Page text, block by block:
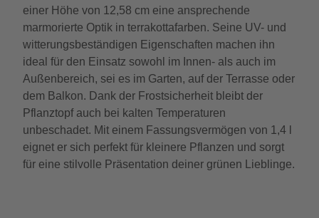
einer Höhe von 12,58 cm eine ansprechende
marmorierte Optik in terrakottafarben. Seine UV- und
witterungsbeständigen Eigenschaften machen ihn
ideal für den Einsatz sowohl im Innen- als auch im
Außenbereich, sei es im Garten, auf der Terrasse oder
dem Balkon. Dank der Frostsicherheit bleibt der
Pflanztopf auch bei kalten Temperaturen
unbeschadet. Mit einem Fassungsvermögen von 1,4 l
eignet er sich perfekt für kleinere Pflanzen und sorgt
für eine stilvolle Präsentation deiner grünen Lieblinge.